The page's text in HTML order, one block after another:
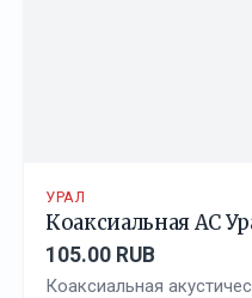
УРАЛ
Коаксиальная АС
105.00 RUB
Коаксиальная